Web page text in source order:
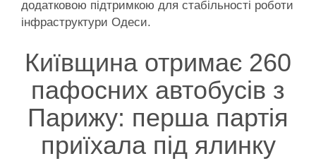
додатковою підтримкою для стабільності роботи
інфраструктури Одеси.
Київщина отримає 260
пафосних автобусів з
Парижу: перша партія
приїхала під ялинку